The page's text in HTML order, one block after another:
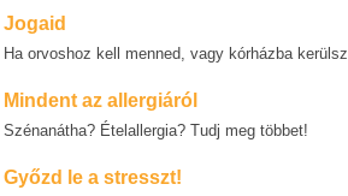
Jogaid
Ha orvoshoz kell menned, vagy kórházba kerülsz
Mindent az allergiáról
Szénanátha? Ételallergia? Tudj meg többet!
Győzd le a stresszt!